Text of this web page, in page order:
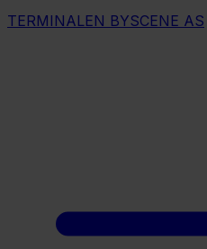
TERMINALEN BYSCENE AS